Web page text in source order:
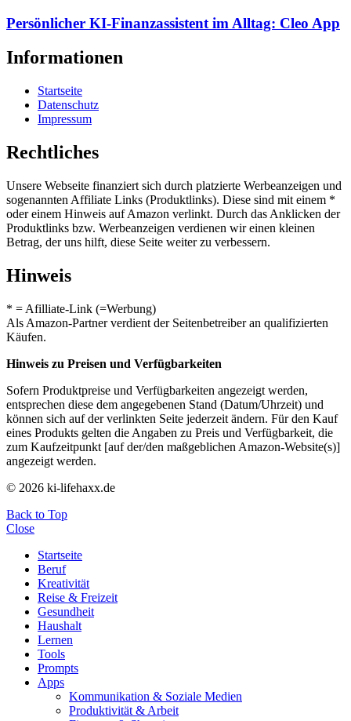
Persönlicher KI-Finanzassistent im Alltag: Cleo App
Informationen
Startseite
Datenschutz
Impressum
Rechtliches
Unsere Webseite finanziert sich durch platzierte Werbeanzeigen und
sogenannten Affiliate Links (Produktlinks). Diese sind mit einem *
oder einem Hinweis auf Amazon verlinkt. Durch das Anklicken der
Produktlinks bzw. Werbeanzeigen verdienen wir einen kleinen
Betrag, der uns hilft, diese Seite weiter zu verbessern.
Hinweis
* = Afilliate-Link (=Werbung)
Als Amazon-Partner verdient der Seitenbetreiber an qualifizierten
Käufen.
Hinweis zu Preisen und Verfügbarkeiten
Sofern Produktpreise und Verfügbarkeiten angezeigt werden,
entsprechen diese dem angegebenen Stand (Datum/Uhrzeit) und
können sich auf der verlinkten Seite jederzeit ändern. Für den Kauf
eines Produkts gelten die Angaben zu Preis und Verfügbarkeit, die
zum Kaufzeitpunkt [auf der/den maßgeblichen Amazon-Website(s)]
angezeigt werden.
© 2026 ki-lifehaxx.de
Back to Top
Close
Startseite
Beruf
Kreativität
Reise & Freizeit
Gesundheit
Haushalt
Lernen
Tools
Prompts
Apps
Kommunikation & Soziale Medien
Produktivität & Arbeit